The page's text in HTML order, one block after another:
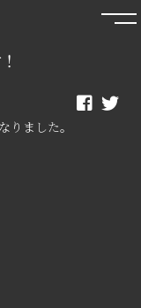
りました。